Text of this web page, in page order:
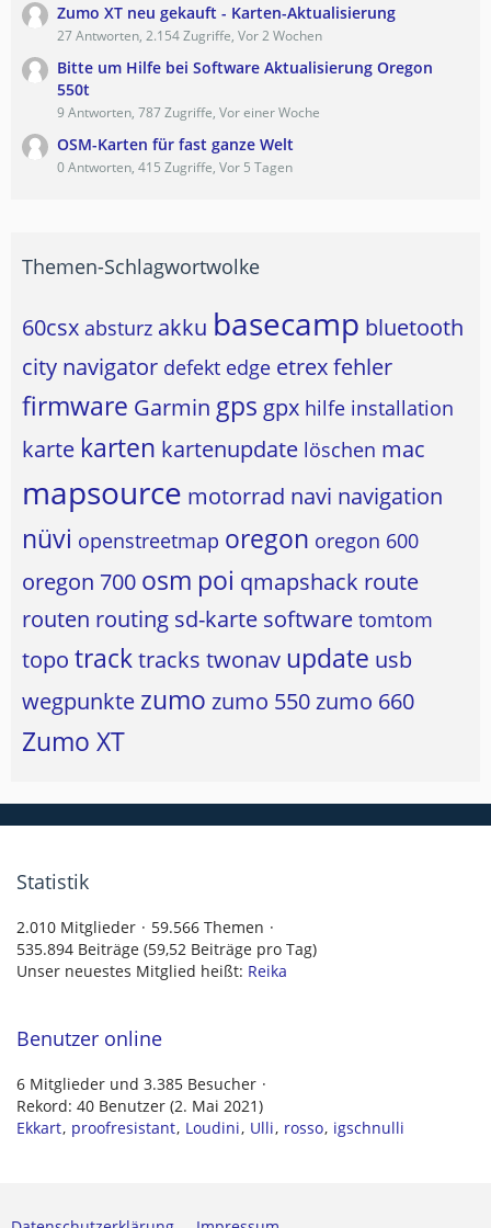
Zumo XT neu gekauft - Karten-Aktualisierung
27 Antworten, 2.154 Zugriffe, Vor 2 Wochen
Bitte um Hilfe bei Software Aktualisierung Oregon
550t
9 Antworten, 787 Zugriffe, Vor einer Woche
OSM-Karten für fast ganze Welt
0 Antworten, 415 Zugriffe, Vor 5 Tagen
Themen-Schlagwortwolke
60csx absturz akku basecamp bluetooth
city navigator defekt edge etrexfehler
firmware Garmin gps gpx hilfe installation
karte karten kartenupdate löschen mac
mapsource motorrad navi navigation
nüvi openstreetmap oregon oregon 600
oregon 700 osm poi qmapshack route
routen routing sd-karte software tomtom
topo tracktracks twonav update usb
wegpunkte zumo zumo 550zumo 660
Zumo XT
Statistik
2.010 Mitglieder
59.566 Themen
535.894 Beiträge (59,52 Beiträge pro Tag)
Unser neuestes Mitglied heißt: Reika
Benutzer online
6 Mitglieder und 3.385 Besucher
Rekord: 40 Benutzer (2. Mai 2021)
Ekkart proofresistant Loudini Ulli rosso igschnulli